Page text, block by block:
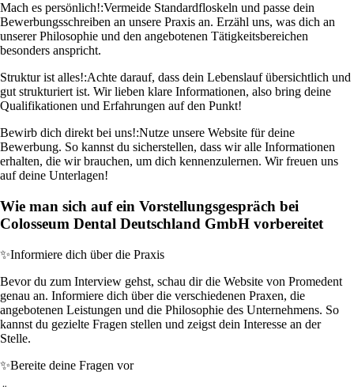
Mach es persönlich!:Vermeide Standardfloskeln und passe dein
Bewerbungsschreiben an unsere Praxis an. Erzähl uns, was dich an
unserer Philosophie und den angebotenen Tätigkeitsbereichen
besonders anspricht.
Struktur ist alles!:Achte darauf, dass dein Lebenslauf übersichtlich und
gut strukturiert ist. Wir lieben klare Informationen, also bring deine
Qualifikationen und Erfahrungen auf den Punkt!
Bewirb dich direkt bei uns!:Nutze unsere Website für deine
Bewerbung. So kannst du sicherstellen, dass wir alle Informationen
erhalten, die wir brauchen, um dich kennenzulernen. Wir freuen uns
auf deine Unterlagen!
Wie man sich auf ein Vorstellungsgespräch bei
Colosseum Dental Deutschland GmbH vorbereitet
✨Informiere dich über die Praxis
Bevor du zum Interview gehst, schau dir die Website von Promedent
genau an. Informiere dich über die verschiedenen Praxen, die
angebotenen Leistungen und die Philosophie des Unternehmens. So
kannst du gezielte Fragen stellen und zeigst dein Interesse an der
Stelle.
✨Bereite deine Fragen vor